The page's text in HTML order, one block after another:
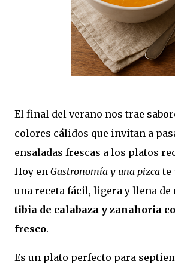
El final del verano nos trae
colores cálidos que invitan a
ensaladas frescas a los platos
Hoy en Gastronomía y una pizcate
una receta fácil, ligera y llena de
tibia de calabaza y zanahoria
fresco.
Es un plato perfecto para